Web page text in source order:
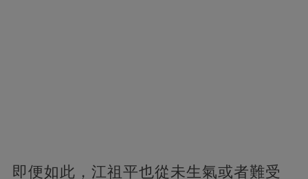
即便如此，江祖平也從未生氣或者難受